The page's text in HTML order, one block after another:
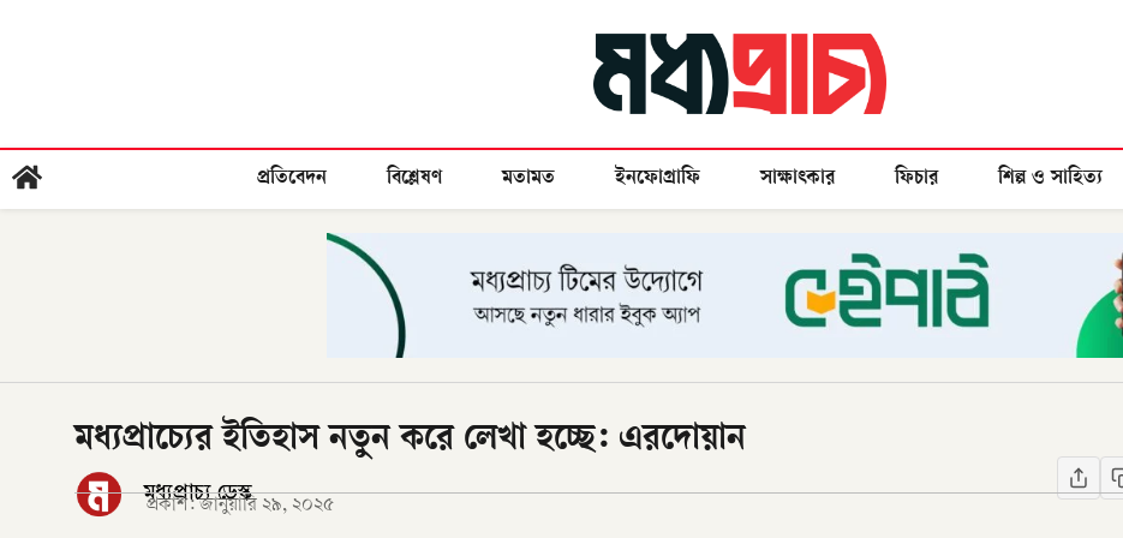
প্রতিবেদন বিশ্লেষণ মতামত ইনফোগ্রাফি সাক্ষাৎকার ফিচার শিল্প ও সাহিত্য
মধ্যপ্রাচ্যের ইতিহাস নতুন করে লেখা হচ্ছে: এরদোয়ান
মধ্যপ্রাচ্য ডেস্ক
প্রকাশ: জানুয়ারি ২৯, ২০২৫